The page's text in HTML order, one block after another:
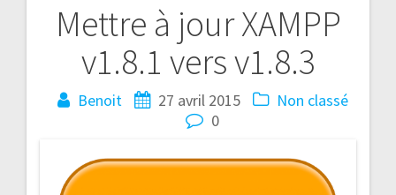
Mettre à jour XAMPP
v1.8.1 vers v1.8.3
Benoit 27 avril 2015
Non classé
0
Navigation
l’article